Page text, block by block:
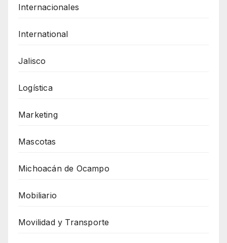
Internacionales
International
Jalisco
Logística
Marketing
Mascotas
Michoacán de Ocampo
Mobiliario
Movilidad y Transporte